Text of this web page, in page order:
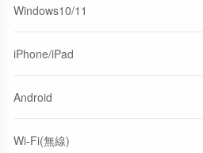
Windows10/11
iPhone/iPad
Android
Wi-Fi(無線)